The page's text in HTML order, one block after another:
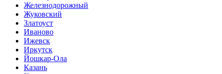
Железнодорожный
Жуковский
Златоуст
Иваново
Ижевск
Иркутск
Йошкар-Ола
Казань